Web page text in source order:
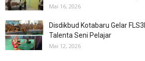
Mai 16, 2026
Disdikbud Kotabaru Gelar
Talenta Seni Pelajar
Mai 12, 2026